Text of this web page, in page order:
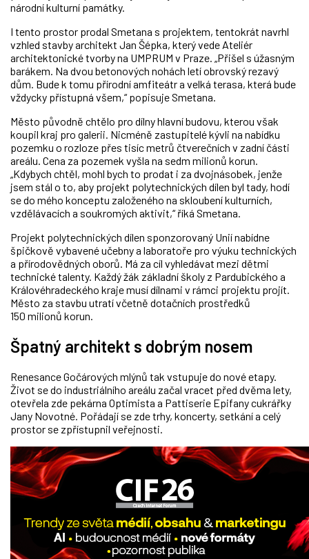
národní kulturní památky.
I tento prostor prodal Smetana s projektem, tentokrát navrhl
vzhled stavby architekt Jan Šépka, který vede Ateliér
architektonické tvorby na UMPRUM v Praze. „Přišel s úžasným
barákem. Na dvou betonových nohách letí obrovský rezavý
dům. Bude k tomu přírodní amfiteátr a velká terasa, která bude
vždycky přístupná všem,“ popisuje Smetana.
Město původně chtělo pro dílny hlavní budovu, kterou však
koupil kraj pro galerii. Nicméně zastupitelé kývli na nabídku
pozemku o rozloze přes tisíc metrů čtverečních v zadní části
areálu. Cena za pozemek vyšla na sedm milionů korun.
„Kdybych chtěl, mohl bych to prodat i za dvojnásobek, jenže
jsem stál o to, aby projekt polytechnických dílen byl tady, hodí
se do mého konceptu založeného na skloubení kulturních,
vzdělávacích a soukromých aktivit,“ říká Smetana.
Projekt polytechnických dílen sponzorovaný Unií nabídne
špičkově vybavené učebny a laboratoře pro výuku technických
a přírodovědných oborů. Má za cíl vyhledávat mezi dětmi
technické talenty. Každý žák základní školy z Pardubického a
Královéhradeckého kraje musí dílnami v rámci projektu projít.
Město za stavbu utratí včetně dotačních prostředků
150 milionů korun.
Špatný architekt s dobrým nosem
Renesance Gočárových mlýnů tak vstupuje do nové etapy.
Život se do industriálního areálu začal vracet před dvěma lety,
otevřela zde pekárna Optimista a Pattiserie Epifany cukrářky
Jany Novotné. Pořádají se zde trhy, koncerty, setkání a celý
prostor se zpřístupnil veřejnosti.